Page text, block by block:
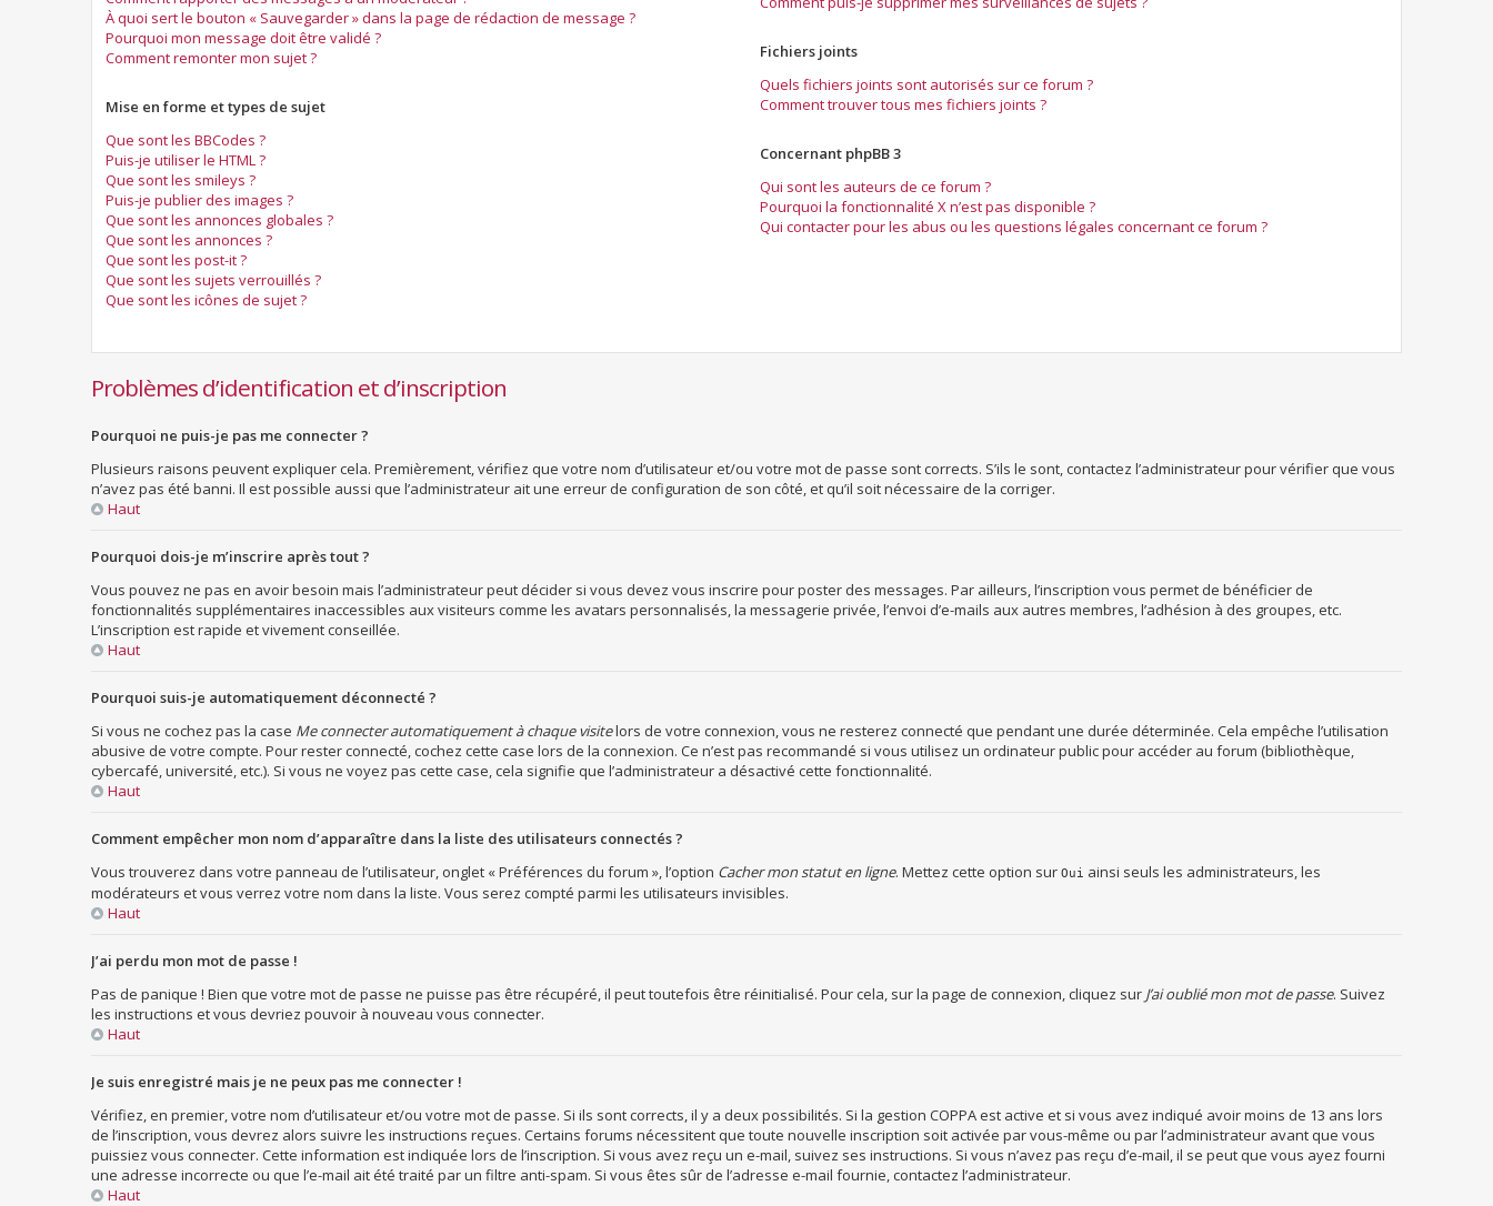
À quoi sert le bouton « Sauvegarder » dans la page de rédaction de message ?
Pourquoi mon message doit être validé ?
Comment remonter mon sujet ?
Mise en forme et types de sujet
Que sont les BBCodes ?
Puis-je utiliser le HTML ?
Que sont les smileys ?
Puis-je publier des images ?
Que sont les annonces globales ?
Que sont les annonces ?
Que sont les post-it ?
Que sont les sujets verrouillés ?
Que sont les icônes de sujet ?
Fichiers joints
Quels fichiers joints sont autorisés sur ce forum ?
Comment trouver tous mes fichiers joints ?
Concernant phpBB 3
Qui sont les auteurs de ce forum ?
Pourquoi la fonctionnalité X n’est pas disponible ?
Qui contacter pour les abus ou les questions légales concernant ce forum ?
Problèmes d’identification et d’inscription
Pourquoi ne puis-je pas me connecter ?
Plusieurs raisons peuvent expliquer cela. Premièrement, vérifiez que votre nom d’utilisateur et/ou votre mot de passe sont corrects. S’ils le sont, contactez l’administrateur pour vérifier que vous
n’avez pas été banni. Il est possible aussi que l’administrateur ait une erreur de configuration de son côté, et qu’il soit nécessaire de la corriger.
Haut
Pourquoi dois-je m’inscrire après tout ?
Vous pouvez ne pas en avoir besoin mais l’administrateur peut décider si vous devez vous inscrire pour poster des messages. Par ailleurs, l’inscription vous permet de bénéficier de
fonctionnalités supplémentaires inaccessibles aux visiteurs comme les avatars personnalisés, la messagerie privée, l’envoi d’e-mails aux autres membres, l’adhésion à des groupes, etc.
L’inscription est rapide et vivement conseillée.
Haut
Pourquoi suis-je automatiquement déconnecté ?
Si vous ne cochez pas la case Me connecter automatiquement à chaque visitelors de votre connexion, vous ne resterez connecté que pendant une durée déterminée. Cela empêche l’utilisation
abusive de votre compte. Pour rester connecté, cochez cette case lors de la connexion. Ce n’est pas recommandé si vous utilisez un ordinateur public pour accéder au forum (bibliothèque,
cybercafé, université, etc.). Si vous ne voyez pas cette case, cela signifie que l’administrateur a désactivé cette fonctionnalité.
Haut
Comment empêcher mon nom d’apparaître dans la liste des utilisateurs connectés ?
Vous trouverez dans votre panneau de l’utilisateur, onglet « Préférences du forum », l’option Cacher mon statut en ligne. Mettez cette option sur Oui ainsi seuls les administrateurs, les
modérateurs et vous verrez votre nom dans la liste. Vous serez compté parmi les utilisateurs invisibles.
Haut
J’ai perdu mon mot de passe !
Pas de panique ! Bien que votre mot de passe ne puisse pas être récupéré, il peut toutefois être réinitialisé. Pour cela, sur la page de connexion, cliquez sur J’ai oublié mon mot de passe. Suivez
les instructions et vous devriez pouvoir à nouveau vous connecter.
Haut
Je suis enregistré mais je ne peux pas me connecter !
Vérifiez, en premier, votre nom d’utilisateur et/ou votre mot de passe. Si ils sont corrects, il y a deux possibilités. Si la gestion COPPA est active et si vous avez indiqué avoir moins de 13 ans lors
de l’inscription, vous devrez alors suivre les instructions reçues. Certains forums nécessitent que toute nouvelle inscription soit activée par vous-même ou par l’administrateur avant que vous
puissiez vous connecter. Cette information est indiquée lors de l’inscription. Si vous avez reçu un e-mail, suivez ses instructions. Si vous n’avez pas reçu d’e-mail, il se peut que vous ayez fourni
une adresse incorrecte ou que l’e-mail ait été traité par un filtre anti-spam. Si vous êtes sûr de l’adresse e-mail fournie, contactez l’administrateur.
Haut